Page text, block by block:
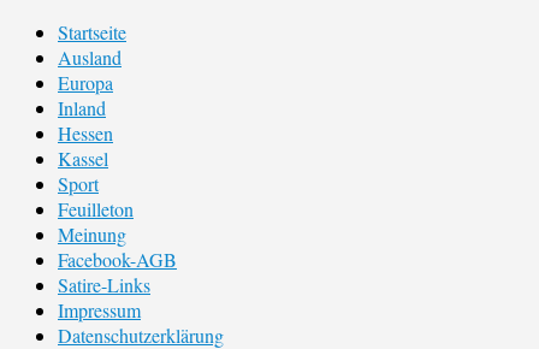
Startseite
Ausland
Europa
Inland
Hessen
Kassel
Sport
Feuilleton
Meinung
Facebook-AGB
Satire-Links
Impressum
Datenschutzerklärung